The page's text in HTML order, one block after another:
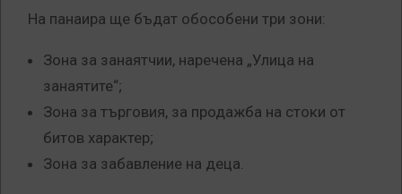
На панаира ще бъдат обособени три зони:
Зона за занаятчии, наречена „Улица на
занаятите“;
Зона за търговия, за продажба на стоки от
битов характер;
Зона за забавление на деца.